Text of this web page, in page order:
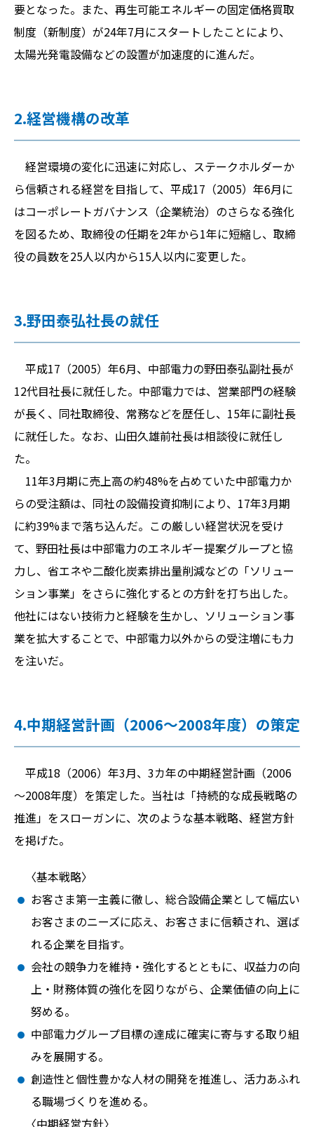
要となった。また、再生可能エネルギーの固定価格買取
制度（新制度）が24年7月にスタートしたことにより、
太陽光発電設備などの設置が加速度的に進んだ。
2.経営機構の改革
経営環境の変化に迅速に対応し、ステークホルダーか
ら信頼される経営を目指して、平成17（2005）年6月に
はコーポレートガバナンス（企業統治）のさらなる強化
を図るため、取締役の任期を2年から1年に短縮し、取締
役の員数を25人以内から15人以内に変更した。
3.野田泰弘社長の就任
平成17（2005）年6月、中部電力の野田泰弘副社長が
12代目社長に就任した。中部電力では、営業部門の経験
が長く、同社取締役、常務などを歴任し、15年に副社長
に就任した。なお、山田久雄前社長は相談役に就任し
た。
11年3月期に売上高の約48%を占めていた中部電力か
らの受注額は、同社の設備投資抑制により、17年3月期
に約39%まで落ち込んだ。この厳しい経営状況を受け
て、野田社長は中部電力のエネルギー提案グループと協
力し、省エネや二酸化炭素排出量削減などの「ソリュー
ション事業」をさらに強化するとの方針を打ち出した。
他社にはない技術力と経験を生かし、ソリューション事
業を拡大することで、中部電力以外からの受注増にも力
を注いだ。
4.中期経営計画（2006～2008年度）の策定
平成18（2006）年3月、3カ年の中期経営計画（2006
～2008年度）を策定した。当社は「持続的な成長戦略の
推進」をスローガンに、次のような基本戦略、経営方針
を掲げた。
〈基本戦略〉
お客さま第一主義に徹し、総合設備企業として幅広い
お客さまのニーズに応え、お客さまに信頼され、選ば
れる企業を目指す。
会社の競争力を維持・強化するとともに、収益力の向
上・財務体質の強化を図りながら、企業価値の向上に
努める。
中部電力グループ目標の達成に確実に寄与する取り組
みを展開する。
創造性と個性豊かな人材の開発を推進し、活力あふれ
る職場づくりを進める。
〈中期経営方針〉